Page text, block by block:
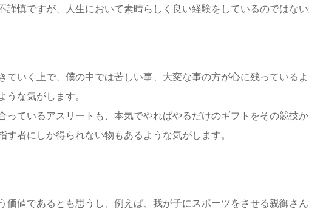
謹慎ですが、人生において素晴らしく良い経験をしているのではな
ていく上で、僕の中では苦しい事、大変な事の方が心に残っている
うな気がします。
っているアスリートも、本気でやればやるだけのギフトをその競技
す者にしか得られない物もあるような気がします。
価値であるとも思うし、例えば、我が子にスポーツをさせる親御さ